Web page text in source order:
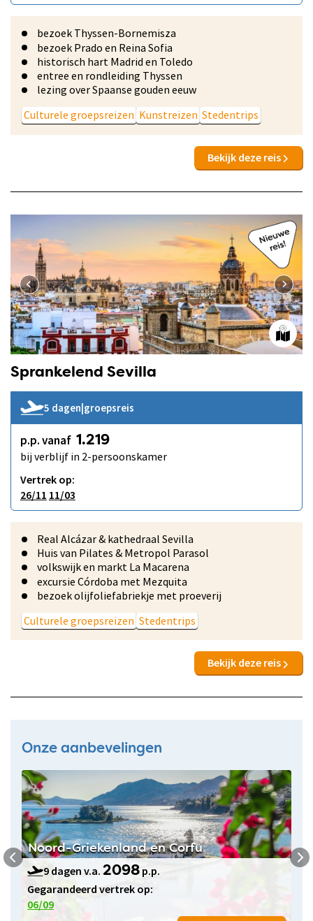
bezoek Thyssen-Bornemisza
bezoek Prado en Reina Sofia
historisch hart Madrid en Toledo
entree en rondleiding Thyssen
lezing over Spaanse gouden eeuw
Culturele groepsreizen Kunstreizen Stedentrips
Bekijk deze reis
Sprankelend Sevilla
5 dagen|groepsreis
p.p. vanaf 1.219
bij verblijf in 2-persoonskamer
Vertrek op:
26/11 11/03
Real Alcázar & kathedraal Sevilla
Huis van Pilates & Metropol Parasol
volkswijk en markt La Macarena
excursie Córdoba met Mezquita
bezoek olijfoliefabriekje met proeverij
Culturele groepsreizen Stedentrips
Bekijk deze reis
Onze aanbevelingen
Noord-Griekenland en Corfu
9 dagen v.a. 2098 p.p.
Gegarandeerd vertrek op:
06/09